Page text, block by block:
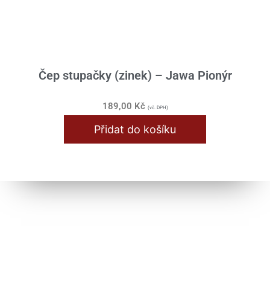
Čep stupačky (zinek) – Jawa Pionýr
189,00 Kč (vč. DPH)
Přidat do košíku